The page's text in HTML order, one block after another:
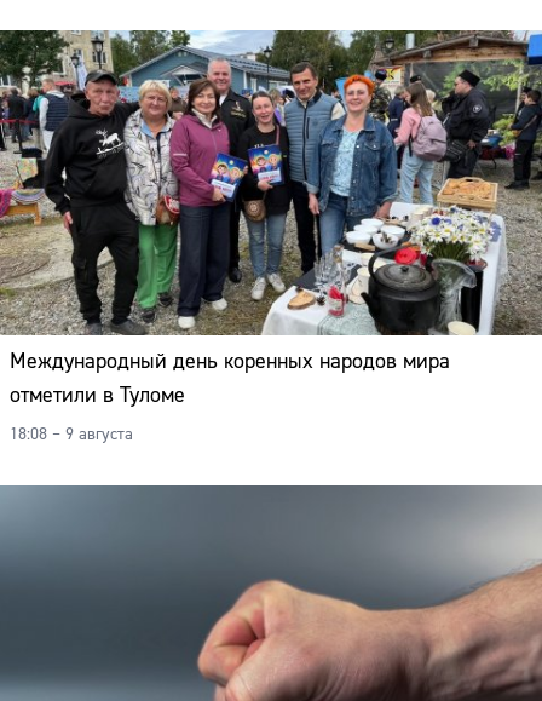
Международный день коренных народов мира
отметили в Туломе
18:08 – 9 августа